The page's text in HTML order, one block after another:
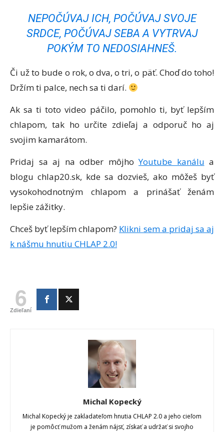
NEPOČÚVAJ ICH, POČÚVAJ SVOJE
SRDCE, POČÚVAJ SEBA A VYTRVAJ
POKÝM TO NEDOSIAHNEŠ.
Či už to bude o rok, o dva, o tri, o päť. Choď do toho!
Držím ti palce, nech sa ti darí.
Ak sa ti toto video páčilo, pomohlo ti, byť lepším
chlapom, tak ho určite zdieľaj a odporuč ho aj
svojim kamarátom.
Pridaj sa aj na odber môjhoYoutube kanálu a
blogu chlap20.sk, kde sa dozvieš, ako môžeš byť
vysokohodnotným chlapom a prinášať ženám
lepšie zážitky.
Chceš byť lepším chlapom? Klikni sem a pridaj sa aj
k nášmu hnutiu CHLAP 2.0!
6
Zdieľaní
Michal Kopecký
Michal Kopecký je zakladateľom hnutia CHLAP 2.0 a jeho cieľom
je pomôcť mužom a ženám nájsť, získať a udržať si svojho